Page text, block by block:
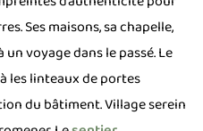
Ses maisons, sa chapelle,
voyage dans le passé. Le
les linteaux de portes
du bâtiment.Village serein